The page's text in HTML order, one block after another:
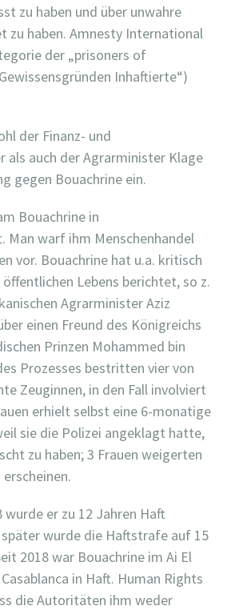
zu haben und über unwahre
zu haben. Amnesty International
der „prisoners of
Inhaftierte“)
der Finanz- und
als auch der Agrarminister Klage
gegen Bouachrine ein.
Bouachrine in
Man warf ihm Menschenhandel
vor. Bouachrine hat u.a. kritisch
Lebens berichtet, so z.
Agrarminister Aziz
einen Freund des Königreichs
Prinzen Mohammed bin
Prozesses bestritten vier von
Zeuginnen, in den Fall involviert
erhielt selbst eine 6-monatige
sie die Polizei angeklagt hatte,
zu haben; 3 Frauen weigerten
wurde er zu 12 Jahren Haft
wurde die Haftstrafe auf 15
2018 war Bouachrine im Ai El
in Haft. Human Rights
die Autoritäten ihm weder